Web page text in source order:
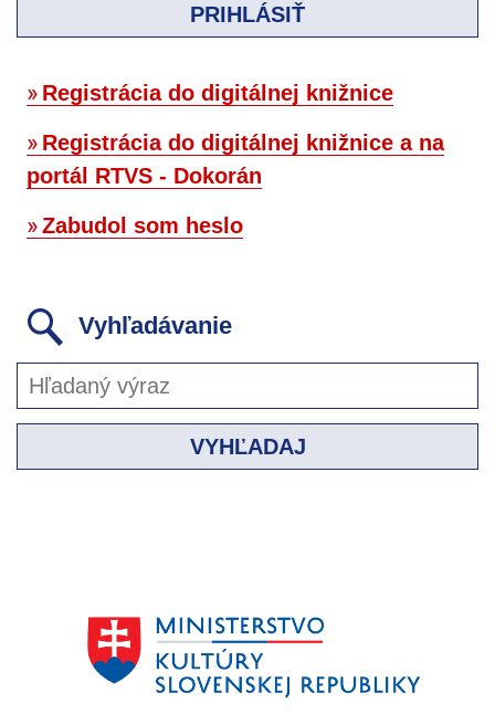
PRIHLÁSIŤ
Registrácia do digitálnej knižnice
Registrácia do digitálnej knižnice a na
portál RTVS - Dokorán
Zabudol som heslo
Vyhľadávanie
VYHĽADAJ